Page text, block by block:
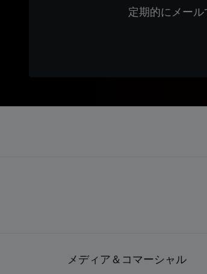
定期的にメー
メディア＆コマーシャル